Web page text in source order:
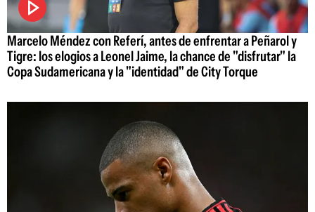
Marcelo Méndez con Referí, antes de enfrentar a Peñarol y
Tigre: los elogios a Leonel Jaime, la chance de "disfrutar" la
Copa Sudamericana y la "identidad" de City Torque